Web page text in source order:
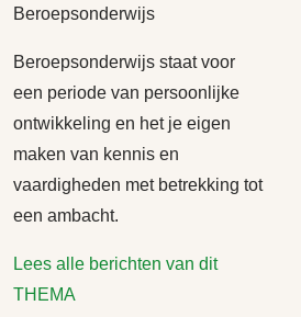
Beroepsonderwijs
Beroepsonderwijs staat voor
een periode van persoonlijke
ontwikkeling en het je eigen
maken van kennis en
vaardigheden met betrekking tot
een ambacht.
Lees alle berichten van dit
THEMA